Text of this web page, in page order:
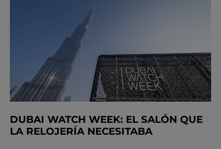
DUBAI WATCH WEEK: EL SALÓN QUE
LA RELOJERÍA NECESITABA